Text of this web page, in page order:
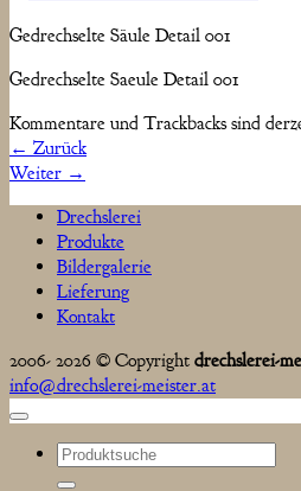
Gedrechselte Säule Detail 001
Gedrechselte Saeule Detail 001
Kommentare und Trackbacks sind
← Zurück
Weiter →
Drechslerei
Produkte
Bildergalerie
Lieferung
Kontakt
2006- 2026 © Copyright drechslerei-
info@drechslerei-meister.at
Suchen
nach: